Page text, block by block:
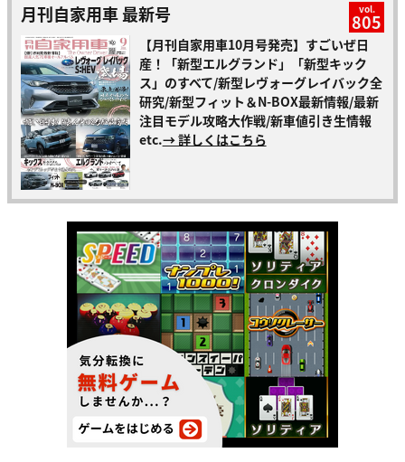
月刊自家用車 最新号 vol.
805
【月刊自家用車10月号発売】すごいぜ日
産！「新型エルグランド」「新型キック
ス」のすべて/新型レヴォーグレイバック全
研究/新型フィット＆N-BOX最新情報/最新
注目モデル攻略大作戦/新車値引き生情報
etc.→ 詳しくはこちら